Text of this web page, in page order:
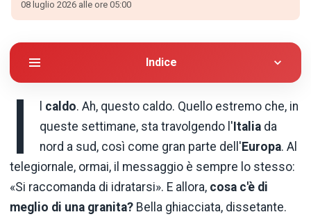
08 luglio 2026 alle ore 05:00
Indice
I caldo. Ah, questo caldo. Quello estremo che, in
queste settimane, sta travolgendo l'Italia da
nord a sud, così come gran parte dell'Europa. Al
telegiornale, ormai, il messaggio è sempre lo stesso:
«Si raccomanda di idratarsi». E allora, cosa c'è di
meglio di una granita? Bella ghiacciata, dissetante.